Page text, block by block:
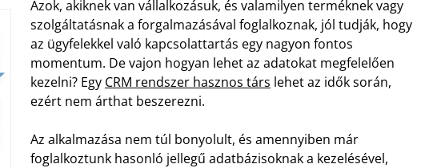
Azok, akiknek van vállalkozásuk, és valamilyen terméknek vagy
szolgáltatásnak a forgalmazásával foglalkoznak, jól tudják, hogy
az ügyfelekkel való kapcsolattartás egy nagyon fontos
momentum. De vajon hogyan lehet az adatokat megfelelően
kezelni? Egy CRM rendszer hasznos társ lehet az idők során,
ezért nem árthat beszerezni.
Az alkalmazása nem túl bonyolult, és amennyiben már
foglalkoztunk hasonló jellegű adatbázisoknak a kezelésével,